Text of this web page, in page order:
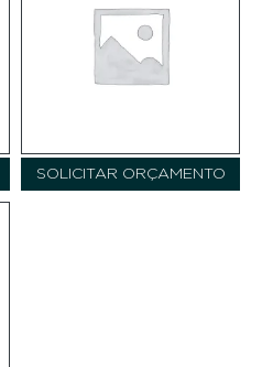
SOLICITAR ORÇAMENTO